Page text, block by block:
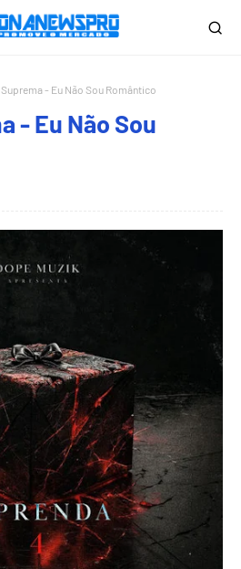
- Eu Não Sou Romântico
- Eu Não Sou